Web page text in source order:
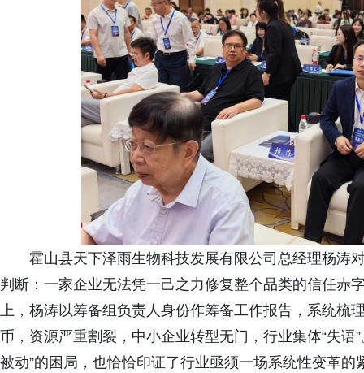
霍山县天下泽雨生物科技发展有限公司总经理杨涛
判断：一家企业无法凭一己之力修复整个品类的信任赤
上，杨涛以筹备组负责人身份作筹备工作报告，系统
币，资源严重割裂，中小企业转型无门，行业集体“失
被动”的困局，也恰恰印证了行业亟须一场系统性变革的